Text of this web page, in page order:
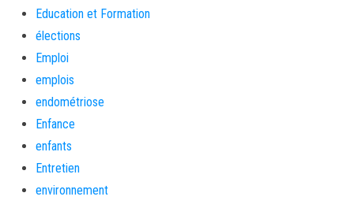
Education et Formation
élections
Emploi
emplois
endométriose
Enfance
enfants
Entretien
environnement